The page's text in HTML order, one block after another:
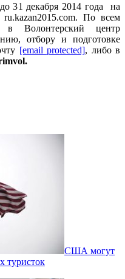
31 декабря 2014 года на
По всем
в Волонтерский центр
отбору и подготовке
[email protected], либо в
США могут
туристок